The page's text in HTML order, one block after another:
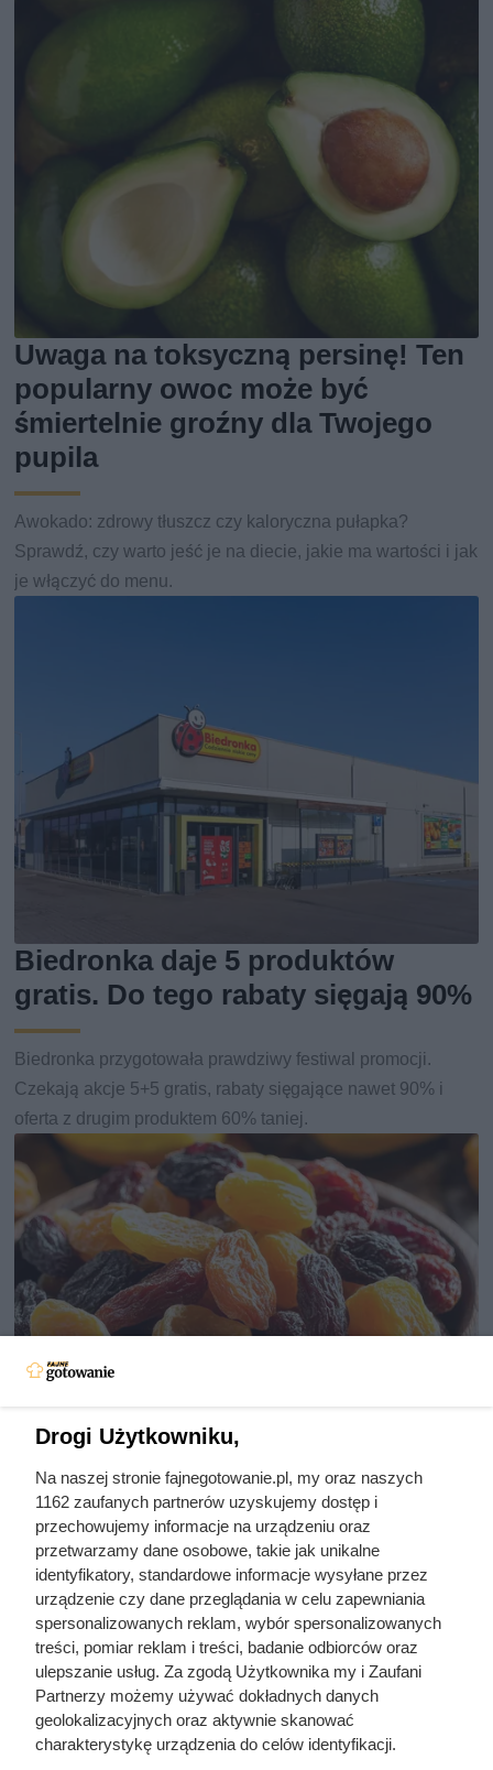
Uwaga na toksyczną persinę! Ten
popularny owoc może być
śmiertelnie groźny dla Twojego
pupila
Awokado: zdrowy tłuszcz czy kaloryczna pułapka?
Sprawdź, czy warto jeść je na diecie, jakie ma wartości i jak
je włączyć do menu.
Biedronka daje 5 produktów
gratis. Do tego rabaty sięgają 90%
Biedronka przygotowała prawdziwy festiwal promocji.
Czekają akcje 5+5 gratis, rabaty sięgające nawet 90% i
oferta z drugim produktem 60% taniej.
Zjadła 5 suszonych śliwek na
czczo. Zobacz, co zawarty w nich
sorbitol zrobił z jej jelitami
Małe owoce o wielkiej mocy: błonnik, potas, żelazo i
antyoksydanty wspierają trawienie, serce i odporność. Jedz
regularnie.
Drogi Użytkowniku,
Na naszej stronie fajnegotowanie.pl, my oraz naszych
1162 zaufanych partnerów uzyskujemy dostęp i
przechowujemy informacje na urządzeniu oraz
przetwarzamy dane osobowe, takie jak unikalne
identyfikatory, standardowe informacje wysyłane przez
urządzenie czy dane przeglądania w celu zapewniania
spersonalizowanych reklam, wybór spersonalizowanych
treści, pomiar reklam i treści, badanie odbiorców oraz
ulepszanie usług. Za zgodą Użytkownika my i Zaufani
Partnerzy możemy używać dokładnych danych
geolokalizacyjnych oraz aktywnie skanować
charakterystykę urządzenia do celów identyfikacji.